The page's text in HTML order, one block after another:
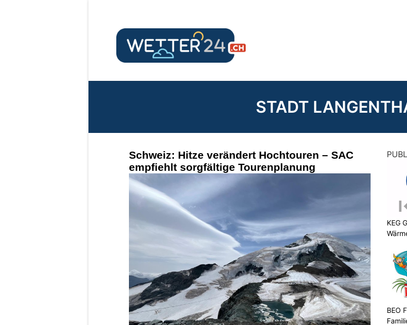
STADT
Schweiz: Hitze verändert Hochtouren – SAC
empfiehlt sorgfältige Tourenplanung
KEG
BEO